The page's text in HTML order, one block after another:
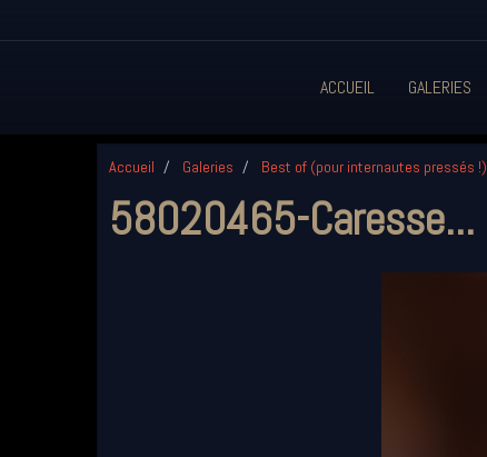
ACCUEIL GALERIES
Accueil Galeries Best of (pour internautes pressés !)
58020465-Caresse...